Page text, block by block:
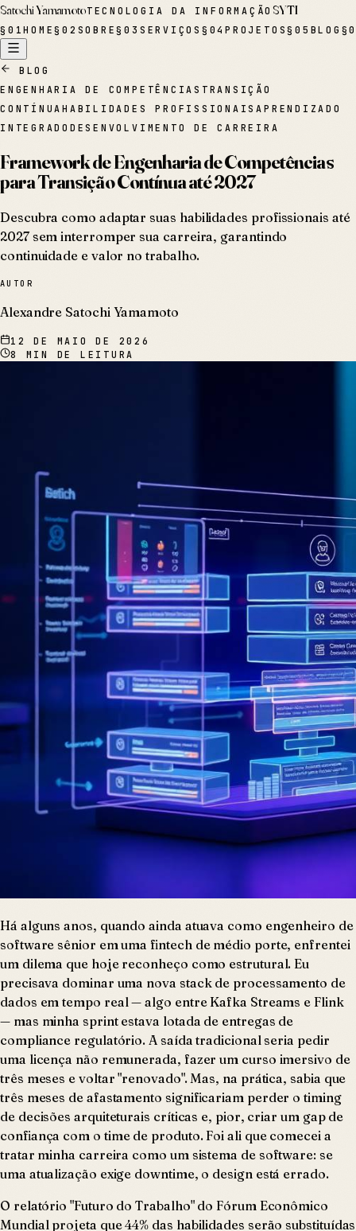
Satochi YamamotoTECNOLOGIA DA INFORMAÇÃOSYTI
§ 01HOME§02 SOBRE§03 SERVIÇOS § 04PROJETOS§05 BLOG §
BLOG
ENGENHARIA DE COMPETÊNCIAS TRANSIÇÃO
CONTÍNUAHABILIDADES PROFISSIONAISAPRENDIZADO
INTEGRADO DESENVOLVIMENTO DE CARREIRA
Framework de Engenharia de Competências
para Transição Contínua até 2027
Descubra como adaptar suas habilidades profissionais até
2027 sem interromper sua carreira, garantindo
continuidade e valor no trabalho.
AUTOR
Alexandre Satochi Yamamoto
12 DE MAIO DE 2026
8
MIN DE LEITURA
Há alguns anos, quando ainda atuava como engenheiro de
software sênior em uma fintech de médio porte, enfrentei
um dilema que hoje reconheço como estrutural. Eu
precisava dominar uma nova stack de processamento de
dados em tempo real — algo entre Kafka Streams e Flink
— mas minha sprint estava lotada de entregas de
compliance regulatório. A saída tradicional seria pedir
uma licença não remunerada, fazer um curso imersivo de
três meses e voltar "renovado". Mas, na prática, sabia que
três meses de afastamento significariam perder o timing
de decisões arquiteturais críticas e, pior, criar um gap de
confiança com o time de produto. Foi ali que comecei a
tratar minha carreira como um sistema de software: se
uma atualização exige downtime, o design está errado.
O relatório "Futuro do Trabalho" do Fórum Econômico
Mundial projeta que 44% das habilidades serão substituídas